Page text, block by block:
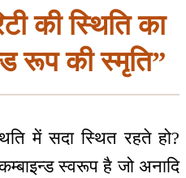
की स्थिति का
रूप की स्मृति”
में सदा स्थित रहते हो?
स्वरूप है जो अनादि